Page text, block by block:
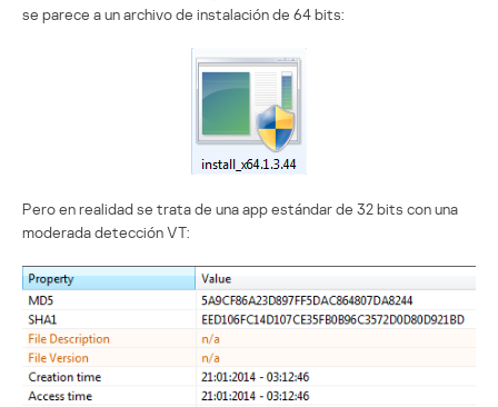
se parece a un archivo de instalación de 64 bits:
Pero en realidad se trata de una app estándar de 32 bits con una
moderada detección VT: